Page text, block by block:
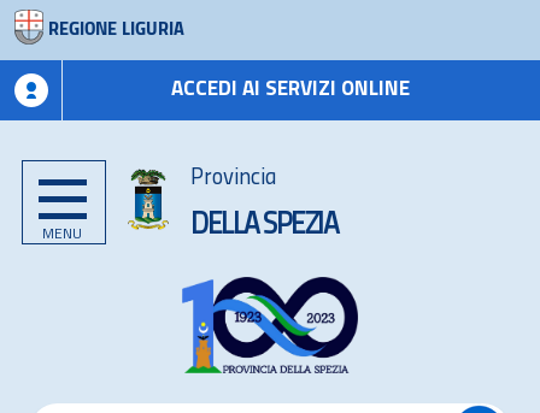
REGIONE LIGURIA
ACCEDI AI SERVIZI ONLINE
MENU
Provincia
DELLA SPEZIA